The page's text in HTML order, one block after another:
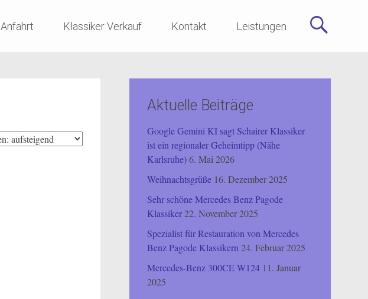
Anfahrt Klassiker Verkauf Kontakt Leistungen
Aktuelle Beiträge
Google Gemini KI sagt Schairer Klassiker
ist ein regionaler Geheimtipp (Nähe
Karlsruhe)6. Mai 2026
Weihnachtsgrüße 16. Dezember 2025
Sehr schöne Mercedes Benz Pagode
Klassiker22. November 2025
Spezialist für Restauration von Mercedes
Benz Pagode Klassikern 24. Februar 2025
Mercedes-Benz 300CE W124 11. Januar
2025